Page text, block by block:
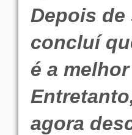
Depois
concluí
é a
agora